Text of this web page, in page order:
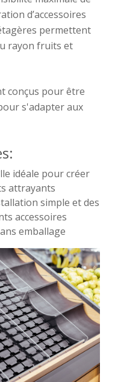
d’accessoires
permettent
rayon fruits et
conçus pour être
s'adapter aux
idéale pour créer
attrayants
simple et des
accessoires
emballage